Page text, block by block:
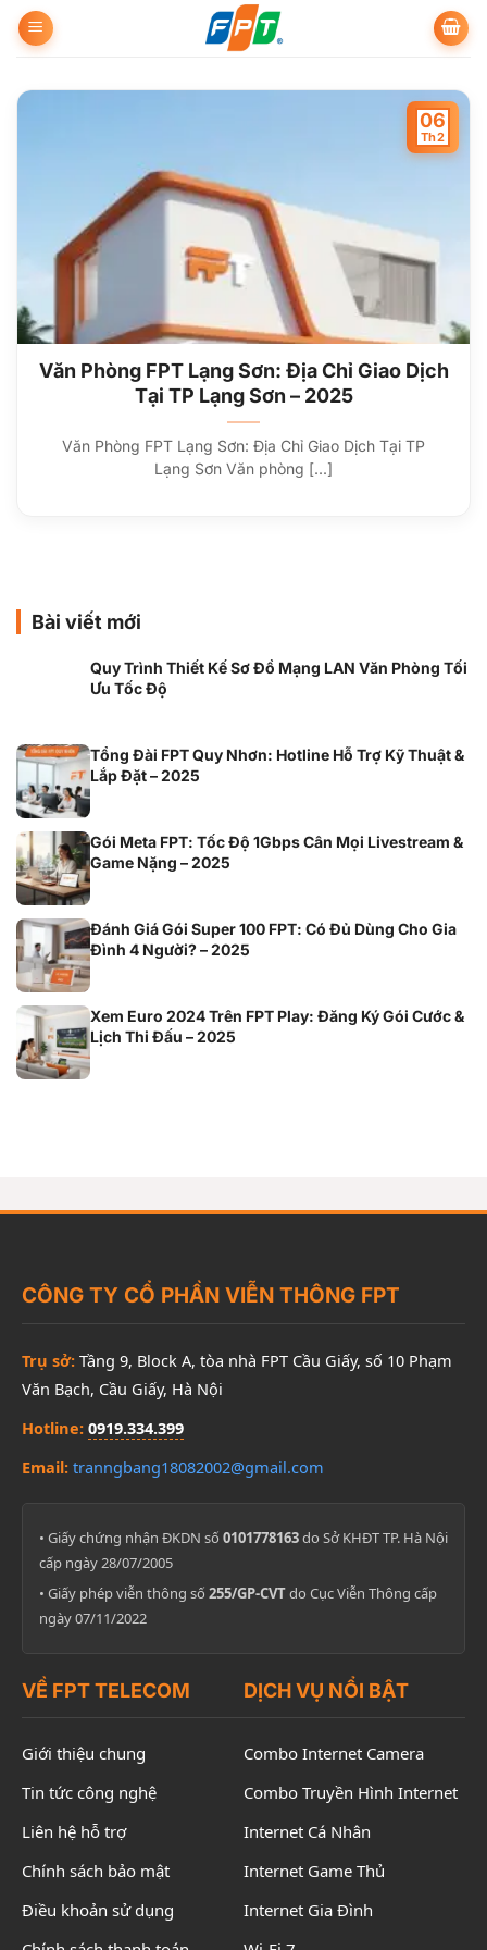
qua
dung
Văn Phòng FPT Lạng Sơn: Địa Chỉ Giao Dịch
Tại TP Lạng Sơn – 2025
Văn Phòng FPT Lạng Sơn: Địa Chỉ Giao Dịch Tại TP
Lạng Sơn Văn phòng [...]
06
Th2
Bài viết mới
Quy Trình Thiết Kế Sơ Đồ Mạng LAN Văn Phòng Tối
Ưu Tốc Độ
Tổng Đài FPT Quy Nhơn: Hotline Hỗ Trợ Kỹ Thuật &
Lắp Đặt – 2025
Gói Meta FPT: Tốc Độ 1Gbps Cân Mọi Livestream &
Game Nặng – 2025
Đánh Giá Gói Super 100 FPT: Có Đủ Dùng Cho Gia
Đình 4 Người? – 2025
Xem Euro 2024 Trên FPT Play: Đăng Ký Gói Cước &
Lịch Thi Đấu – 2025
CÔNG TY CỔ PHẦN VIỄN THÔNG FPT
Trụ sở: Tầng 9, Block A, tòa nhà FPT Cầu Giấy, số 10 Phạm
Văn Bạch, Cầu Giấy, Hà Nội
Hotline: 0919.334.399
Email: tranngbang18082002@gmail.com
• Giấy chứng nhận ĐKDN số 0101778163do Sở KHĐT TP. Hà Nội
cấp ngày 28/07/2005
• Giấy phép viễn thông số 255/GP-CVTdo Cục Viễn Thông cấp
ngày 07/11/2022
VỀ FPT TELECOM
Giới thiệu chung
Tin tức công nghệ
Liên hệ hỗ trợ
Chính sách bảo mật
Điều khoản sử dụng
DỊCH VỤ NỔI BẬT
Combo Internet Camera
Combo Truyền Hình Internet
Internet Cá Nhân
Internet Game Thủ
Internet Gia Đình